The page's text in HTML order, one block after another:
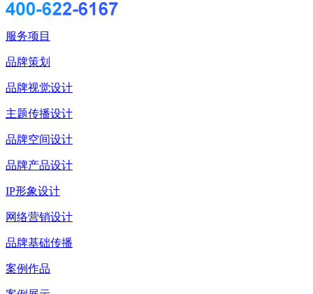
服务项目
品牌策划
品牌视觉设计
主题传播设计
品牌空间设计
品牌产品设计
IP形象设计
网络营销设计
品牌基础传播
案例作品